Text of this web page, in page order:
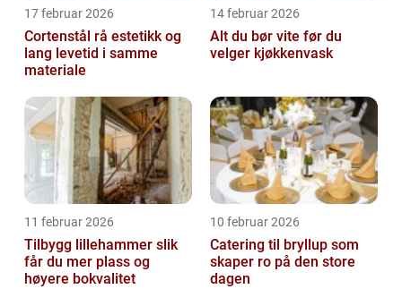
17 februar 2026
Cortenstål rå estetikk og
lang levetid i samme
materiale
14 februar 2026
Alt du bør vite før du
velger kjøkkenvask
11 februar 2026
Tilbygg lillehammer slik
får du mer plass og
høyere bokvalitet
10 februar 2026
Catering til bryllup som
skaper ro på den store
dagen